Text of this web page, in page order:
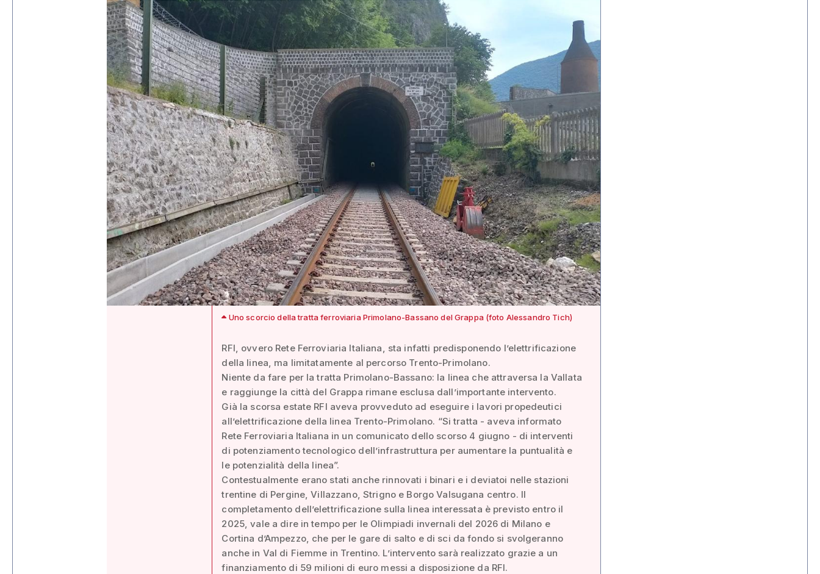
Uno scorcio della tratta ferroviaria Primolano-Bassano del Grappa (foto Alessandro Tich)
RFI, ovvero Rete Ferroviaria Italiana, sta infatti predisponendo l’elettrificazione
della linea, ma limitatamente al percorso Trento-Primolano.
Niente da fare per la tratta Primolano-Bassano: la linea che attraversa la Vallata
e raggiunge la città del Grappa rimane esclusa dall’importante intervento.
Già la scorsa estate RFI aveva provveduto ad eseguire i lavori propedeutici
all’elettrificazione della linea Trento-Primolano. “Si tratta - aveva informato
Rete Ferroviaria Italiana in un comunicato dello scorso 4 giugno - di interventi
di potenziamento tecnologico dell’infrastruttura per aumentare la puntualità e
le potenzialità della linea”.
Contestualmente erano stati anche rinnovati i binari e i deviatoi nelle stazioni
trentine di Pergine, Villazzano, Strigno e Borgo Valsugana centro. Il
completamento dell’elettrificazione sulla linea interessata è previsto entro il
2025, vale a dire in tempo per le Olimpiadi invernali del 2026 di Milano e
Cortina d’Ampezzo, che per le gare di salto e di sci da fondo si svolgeranno
anche in Val di Fiemme in Trentino. L’intervento sarà realizzato grazie a un
finanziamento di 59 milioni di euro messi a disposizione da RFI.